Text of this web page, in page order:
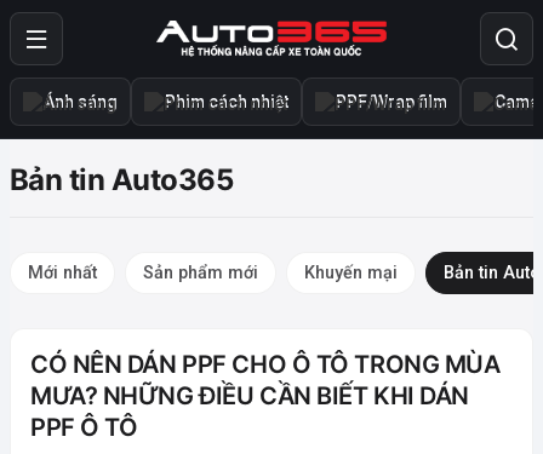
Ánh sáng Phim cách nhiệt PPF/Wrap film
Bản tin Auto365
Mới nhất Sản phẩm mới Khuyến mại Bản tin
CÓ NÊN DÁN PPF CHO Ô TÔ TRONG MÙA
MƯA? NHỮNG ĐIỀU CẦN BIẾT KHI DÁN
PPF Ô TÔ